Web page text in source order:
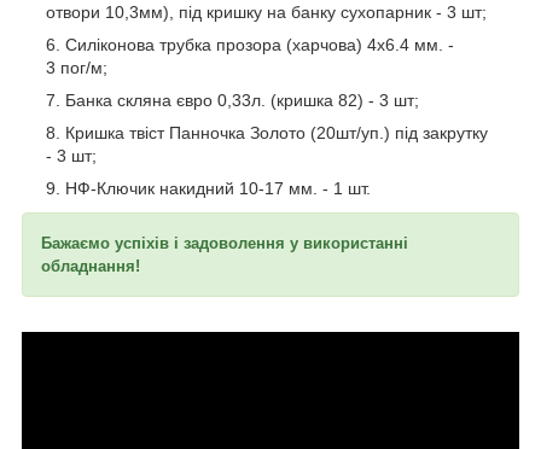
отвори 10,3мм), під кришку на банку сухопарник - 3 шт;
Силіконова трубка прозора (харчова) 4х6.4 мм. -
3 пог/м;
Банка скляна євро 0,33л. (кришка 82) - 3 шт;
Кришка твіст Панночка Золото (20шт/уп.) під закрутку
- 3 шт;
НФ-Ключик накидний 10-17 мм. - 1 шт.
Бажаємо успіхів і задоволення у використанні
обладнання!